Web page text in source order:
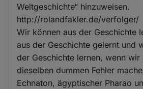
Weltgeschichte“ hinzuweisen.
http://rolandfakler.de/verfolger/
Wir können aus der Geschichte
aus der Geschichte gelernt und
der Geschichte lernen, wenn
dieselben dummen Fehler
Echnaton, ägyptischer Pharao